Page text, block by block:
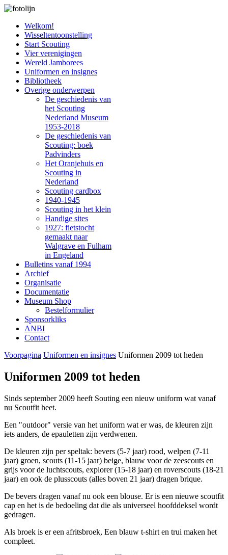
Welkom!
Wisseltentoonstelling
Start Scouting
Vier verenigingen
Wereld Jamborees
Uniformen en insignes
Bibliotheek
Overige onderwerpen
De geschiedenis van
het Scouting
Nederland Museum
1953-2018
De geschiedenis van
Scouting: boek
Padvinders
Het Oranjehuis en
Scouting in
Nederland
Scouting cardbox
1940-1945
Scouting in het klein
Handige sites
1927: fietstocht
gemaakt naar
Walgrave en Fulham
in Engeland
Bulletins vanaf 1994
Archief
Organisatie
Documentatie
Museum Shop
Bestelformulier
Sponsorkliks
ANBI
Contact
Voorpagina Uniformen en insignes Uniformen 2009 tot heden
Uniformen 2009 tot heden
Sinds september 2009 heeft Souting een nieuw uniform wat vanaf
nu Scoutfit heet.
Een "outdoor" versie van het uniform wat er was, de kleuren zijn
iets anders, de epauletten zijn verdwenen.
De kleuren zijn per speltak: bevers (5-7 jaar) rood, welpen (7-11
jaar) groen, scouts (11-15 jaar) beige, blauw voor de zeescouts en
grijs voor de luchtscouts, explorer (15-18 jaar) en roverscouts (18-21
jaar) en ook de plusscouts (alles boven 21 jaar) dragen brique.
De bevers dragen vanaf nu ook een blouse. Er is een nieuwe scoutfit
cap en het is de bedoeling dat die als universeel hoofddeksel wordt
gedragen.
Als broek is er een afritsbroek, Een blauw t-shirt en trui maken het
compleet.